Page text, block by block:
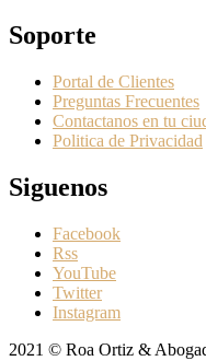
Soporte
Portal de Clientes
Preguntas Frecuentes
Contactanos en tu
Politica de Privacidad
Siguenos
Facebook
Rss
YouTube
Twitter
Instagram
2021 © Roa Ortiz &